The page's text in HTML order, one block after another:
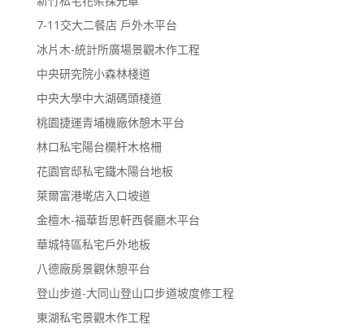
7-11交大二餐店 戶外木平台
冰片木-統計所廣場景觀木作工程
中央研究院小森林棧道
中央大學中大湖碼頭棧道
桃園捷運青埔機廠休憩木平台
林口私宅陽台欄杆木格柵
花園官邸私宅鐵木陽台地板
萊爾富港墘店入口坡道
金檀木-福華哲思軒西餐廳木平台
華城特區私宅戶外地板
八德廠房景觀休憩平台
登山步道-大同山登山口步道坡度修工程
東湖私宅景觀木作工程